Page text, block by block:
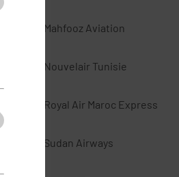
Mahfooz Aviation
Nouvelair Tunisie
Royal Air Maroc Express
Sudan Airways